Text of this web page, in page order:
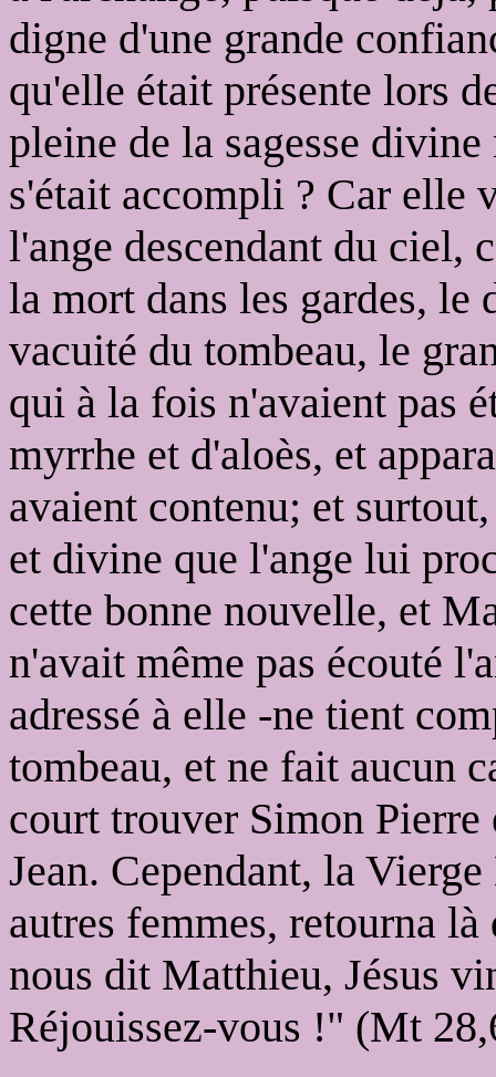
digne d'une grande
qu'elle était présente lors
pleine de la sagesse
s'était accompli ? Car elle
l'ange descendant du ciel,
la mort dans les gardes, le
vacuité du tombeau, le
qui à la fois n'avaient pas
myrrhe et d'aloès, et
avaient contenu; et
et divine que l'ange lui
cette bonne nouvelle, et
n'avait même pas écouté
adressé à elle -ne tient
tombeau, et ne fait aucun
court trouver Simon
Jean. Cependant, la
autres femmes, retourna
nous dit Matthieu, Jésus
Réjouissez-vous !" (Mt